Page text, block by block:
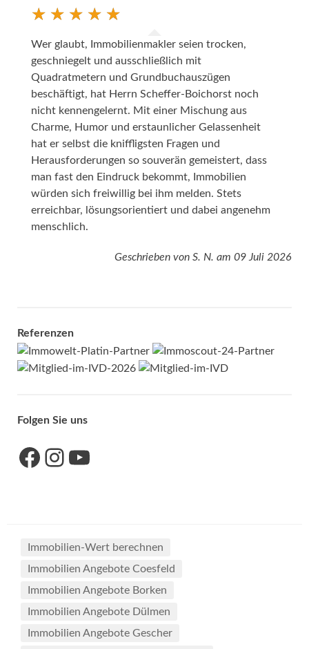
Wer glaubt, Immobilienmakler seien trocken,
geschniegelt und ausschließlich mit
Quadratmetern und Grundbuchauszügen
beschäftigt, hat Herrn Scheffer-Boichorst noch
nicht kennengelernt. Mit einer Mischung aus
Charme, Humor und erstaunlicher Gelassenheit
hat er selbst die kniffligsten Fragen und
Herausforderungen so souverän gemeistert, dass
man fast den Eindruck bekommt, Immobilien
würden sich freiwillig bei ihm melden. Stets
erreichbar, lösungsorientiert und dabei angenehm
menschlich.
Geschrieben von S. N. am 09 Juli 2026
Referenzen
Folgen Sie uns
Link zu unserer Facebook-Seite Link zu unseres Instagram-Accounts
Immobilien-Wert berechnen
Immobilien Angebote Coesfeld
Immobilien Angebote Borken
Immobilien Angebote Dülmen
Immobilien Angebote Gescher